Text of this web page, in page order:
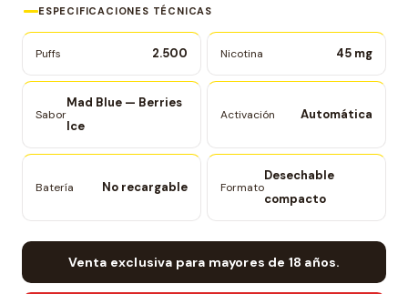
ESPECIFICACIONES TÉCNICAS
Puffs 2.500 Nicotina 45 mg
Sabor
Mad Blue — Berries
Ice
Activación Automática
Batería No recargable Formato
Desechable
compacto
Venta exclusiva para mayores de 18 años.